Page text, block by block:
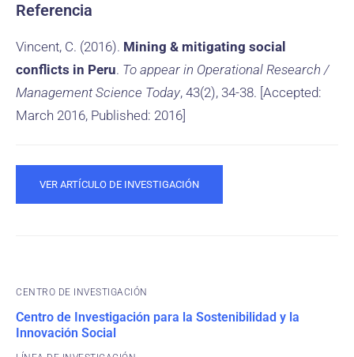
Referencia
Vincent, C. (2016). Mining & mitigating social
conflicts in Peru. To appear in Operational Research /
Management Science Today, 43(2), 34-38. [Accepted:
March 2016, Published: 2016]
VER ARTÍCULO DE INVESTIGACIÓN
CENTRO DE INVESTIGACIÓN
Centro de Investigación para la Sostenibilidad y la
Innovación Social